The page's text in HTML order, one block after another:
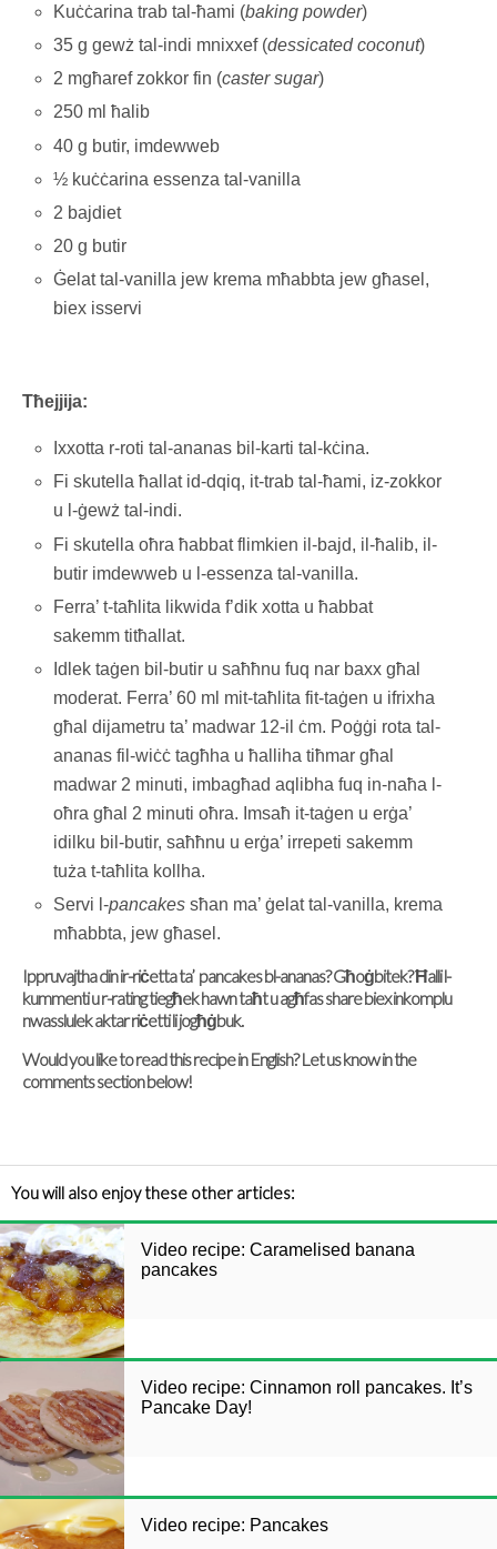
Kuċċarina trab tal-ħami (baking powder)
35 g gewż tal-indi mnixxef (dessicated coconut)
2 mgħaref zokkor fin (caster sugar)
250 ml ħalib
40 g butir, imdewweb
½ kuċċarina essenza tal-vanilla
2 bajdiet
20 g butir
Ġelat tal-vanilla jew krema mħabbta jew għasel,
biex isservi
Tħejjija:
Ixxotta r-roti tal-ananas bil-karti tal-kċina.
Fi skutella ħallat id-dqiq, it-trab tal-ħami, iz-zokkor
u l-ġewż tal-indi.
Fi skutella oħra ħabbat flimkien il-bajd, il-ħalib, il-
butir imdewweb u l-essenza tal-vanilla.
Ferra’ t-taħlita likwida f’dik xotta u ħabbat
sakemm titħallat.
Idlek taġen bil-butir u saħħnu fuq nar baxx għal
moderat. Ferra’ 60 ml mit-taħlita fit-taġen u ifrixha
għal dijametru ta’ madwar 12-il ċm. Poġġi rota tal-
ananas fil-wiċċ tagħha u ħalliha tiħmar għal
madwar 2 minuti, imbagħad aqlibha fuq in-naħa l-
oħra għal 2 minuti oħra. Imsaħ it-taġen u erġa’
idilku bil-butir, saħħnu u erġa’ irrepeti sakemm
tuża t-taħlita kollha.
Servi l-pancakes sħan ma’ ġelat tal-vanilla, krema
mħabbta, jew għasel.
Ippruvajtha din ir-riċetta ta’ pancakes bl-ananas? Għoġbitek? Ħalli l-
kummenti u r-rating tiegħek hawn taħt u agħfas share biex inkomplu
nwasslulek aktar riċetti li jogħġbuk.
Would you like to read this recipe in English? Let us know in the
comments section below!
You will also enjoy these other articles:
Video recipe: Caramelised banana
pancakes
Video recipe: Cinnamon roll pancakes. It’s
Pancake Day!
Video recipe: Pancakes